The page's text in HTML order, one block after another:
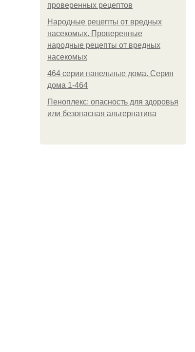
проверенных рецептов
Народные рецепты от вредных
насекомых. Проверенные
народные рецепты от вредных
насекомых
464 серии панельные дома. Серия
дома 1-464
Пеноплекс: опасность для здоровья
или безопасная альтернатива